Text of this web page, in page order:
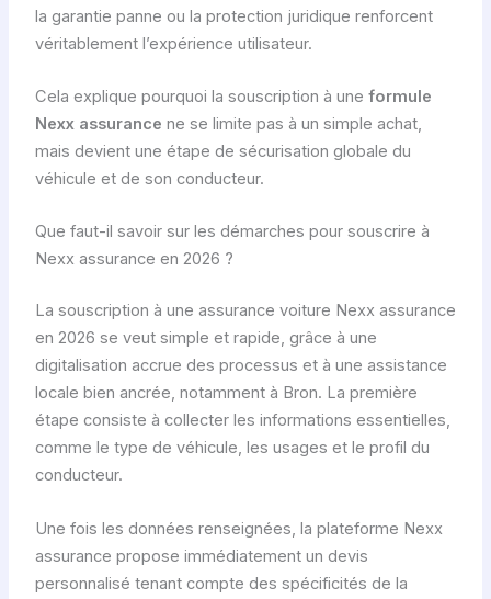
la garantie panne ou la protection juridique renforcent
véritablement l’expérience utilisateur.
Cela explique pourquoi la souscription à une formule
Nexx assurance ne se limite pas à un simple achat,
mais devient une étape de sécurisation globale du
véhicule et de son conducteur.
Que faut-il savoir sur les démarches pour souscrire à
Nexx assurance en 2026 ?
La souscription à une assurance voiture Nexx assurance
en 2026 se veut simple et rapide, grâce à une
digitalisation accrue des processus et à une assistance
locale bien ancrée, notamment à Bron. La première
étape consiste à collecter les informations essentielles,
comme le type de véhicule, les usages et le profil du
conducteur.
Une fois les données renseignées, la plateforme Nexx
assurance propose immédiatement un devis
personnalisé tenant compte des spécificités de la